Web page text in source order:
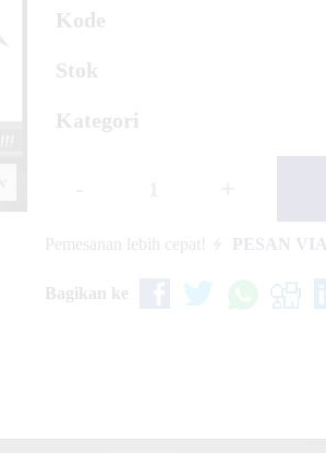
Kode
Stok
Kategori
Pemesanan lebih cepat! PESAN
Bagikan ke